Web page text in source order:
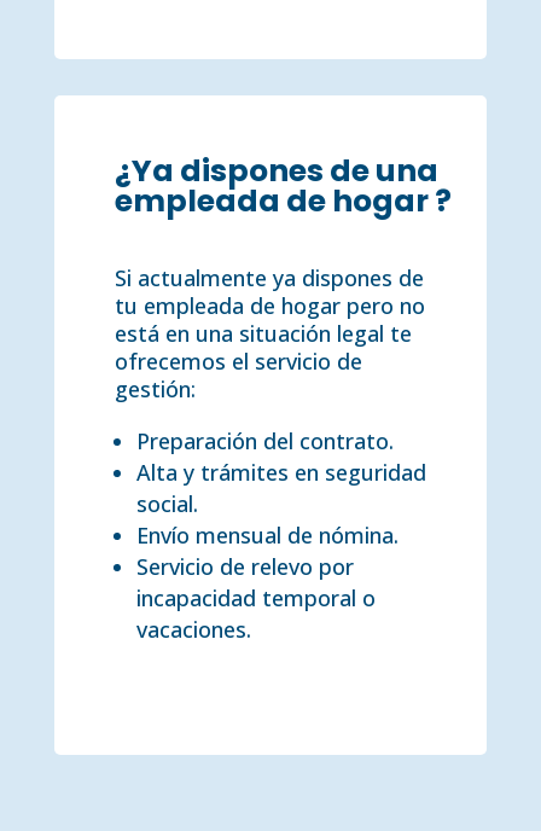
¿Ya dispones de una
empleada de hogar ?
Si actualmente ya dispones de
tu empleada de hogar pero no
está en una situación legal te
ofrecemos el servicio de
gestión:
Preparación del contrato.
Alta y trámites en seguridad
social.
Envío mensual de nómina.
Servicio de relevo por
incapacidad temporal o
vacaciones.